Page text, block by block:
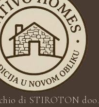
di STIROTON doo.